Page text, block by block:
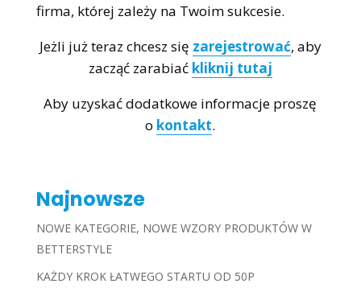
firma, której zależy na Twoim sukcesie.
Jeżli już teraz chcesz się zarejestrować, aby
zacząć zarabiać kliknij tutaj
Aby uzyskać dodatkowe informacje proszę
o kontakt.
Najnowsze
NOWE KATEGORIE, NOWE WZORY PRODUKTÓW W
BETTERSTYLE
KAŻDY KROK ŁATWEGO STARTU OD 50P